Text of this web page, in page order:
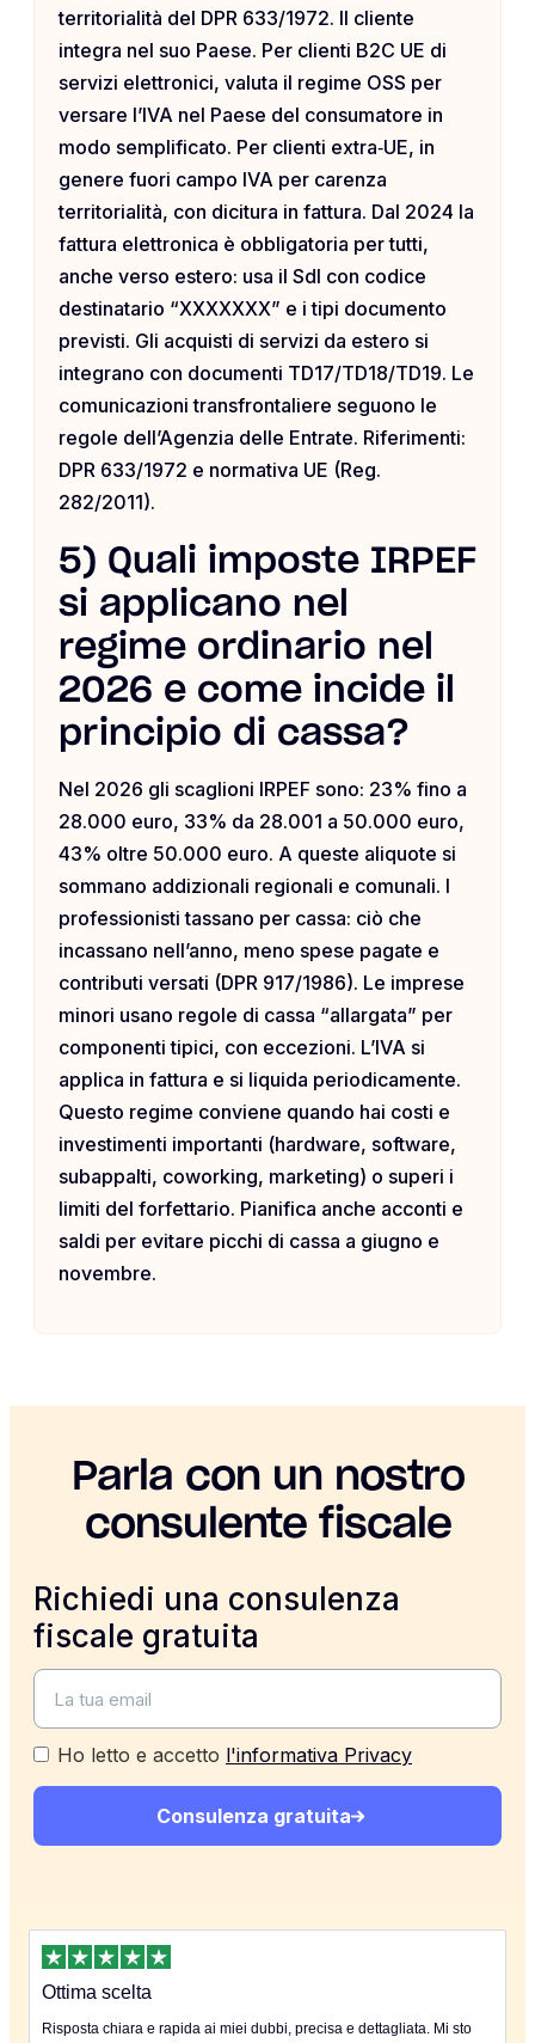
territorialità del DPR 633/1972. Il cliente
integra nel suo Paese. Per clienti B2C UE di
servizi elettronici, valuta il regime OSS per
versare l’IVA nel Paese del consumatore in
modo semplificato. Per clienti extra‑UE, in
genere fuori campo IVA per carenza
territorialità, con dicitura in fattura. Dal 2024 la
fattura elettronica è obbligatoria per tutti,
anche verso estero: usa il SdI con codice
destinatario “XXXXXXX” e i tipi documento
previsti. Gli acquisti di servizi da estero si
integrano con documenti TD17/TD18/TD19. Le
comunicazioni transfrontaliere seguono le
regole dell’Agenzia delle Entrate. Riferimenti:
DPR 633/1972 e normativa UE (Reg.
282/2011).
5) Quali imposte IRPEF
si applicano nel
regime ordinario nel
2026 e come incide il
principio di cassa?
Nel 2026 gli scaglioni IRPEF sono: 23% fino a
28.000 euro, 33% da 28.001 a 50.000 euro,
43% oltre 50.000 euro. A queste aliquote si
sommano addizionali regionali e comunali. I
professionisti tassano per cassa: ciò che
incassano nell’anno, meno spese pagate e
contributi versati (DPR 917/1986). Le imprese
minori usano regole di cassa “allargata” per
componenti tipici, con eccezioni. L’IVA si
applica in fattura e si liquida periodicamente.
Questo regime conviene quando hai costi e
investimenti importanti (hardware, software,
subappalti, coworking, marketing) o superi i
limiti del forfettario. Pianifica anche acconti e
saldi per evitare picchi di cassa a giugno e
novembre.
Parla con un nostro
consulente fiscale
Richiedi una consulenza
fiscale gratuita
Ho letto e accetto l'informativa Privacy
Consulenza gratuita
Ottima scelta
Risposta chiara e rapida ai miei dubbi, precisa e dettagliata. Mi sto